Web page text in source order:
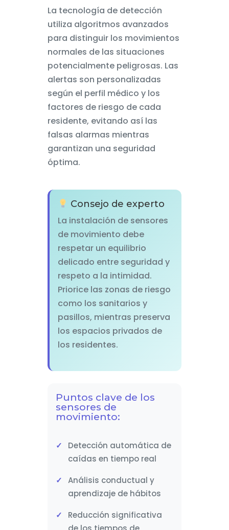
La tecnología de detección
utiliza algoritmos avanzados
para distinguir los movimientos
normales de las situaciones
potencialmente peligrosas. Las
alertas son personalizadas
según el perfil médico y los
factores de riesgo de cada
residente, evitando así las
falsas alarmas mientras
garantizan una seguridad
óptima.
Consejo de experto
La instalación de sensores
de movimiento debe
respetar un equilibrio
delicado entre seguridad y
respeto a la intimidad.
Priorice las zonas de riesgo
como los sanitarios y
pasillos, mientras preserva
los espacios privados de
los residentes.
Puntos clave de los
sensores de
movimiento:
Detección automática de
caídas en tiempo real
Análisis conductual y
aprendizaje de hábitos
Reducción significativa